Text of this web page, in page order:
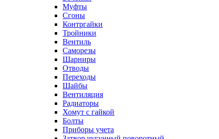
Муфты
Сгоны
Контргайки
Тройники
Вентиль
Саморезы
Шарниры
Отводы
Переходы
Шайбы
Вентиляция
Радиаторы
Хомут с гайкой
Болты
Приборы учета